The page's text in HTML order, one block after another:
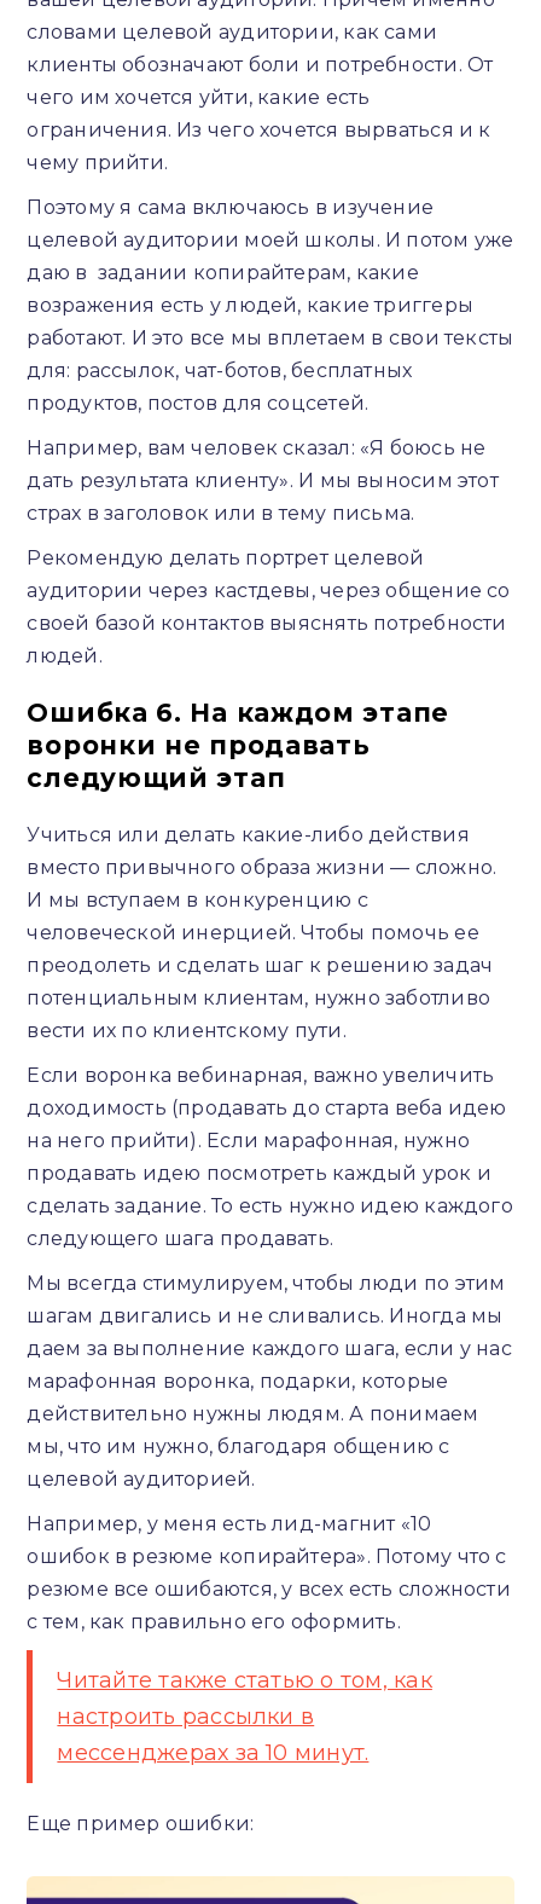
словами целевой аудитории, как сами
клиенты обозначают боли и потребности. От
чего им хочется уйти, какие есть
ограничения. Из чего хочется вырваться и к
чему прийти.
Поэтому я сама включаюсь в изучение
целевой аудитории моей школы. И потом уже
даю в задании копирайтерам, какие
возражения есть у людей, какие триггеры
работают. И это все мы вплетаем в свои тексты
для: рассылок, чат-ботов, бесплатных
продуктов, постов для соцсетей.
Например, вам человек сказал: «Я боюсь не
дать результата клиенту». И мы выносим этот
страх в заголовок или в тему письма.
Рекомендую делать портрет целевой
аудитории через кастдевы, через общение со
своей базой контактов выяснять потребности
людей.
Ошибка 6. На каждом этапе
воронки не продавать
следующий этап
Учиться или делать какие-либо действия
вместо привычного образа жизни — сложно.
И мы вступаем в конкуренцию с
человеческой инерцией. Чтобы помочь ее
преодолеть и сделать шаг к решению задач
потенциальным клиентам, нужно заботливо
вести их по клиентскому пути.
Если воронка вебинарная, важно увеличить
доходимость (продавать до старта веба идею
на него прийти). Если марафонная, нужно
продавать идею посмотреть каждый урок и
сделать задание. То есть нужно идею каждого
следующего шага продавать.
Мы всегда стимулируем, чтобы люди по этим
шагам двигались и не сливались. Иногда мы
даем за выполнение каждого шага, если у нас
марафонная воронка, подарки, которые
действительно нужны людям. А понимаем
мы, что им нужно, благодаря общению с
целевой аудиторией.
Например, у меня есть лид-магнит «10
ошибок в резюме копирайтера». Потому что с
резюме все ошибаются, у всех есть сложности
с тем, как правильно его оформить.
Читайте также статью о том, как
настроить рассылки в
мессенджерах за 10 минут.
Еще пример ошибки: